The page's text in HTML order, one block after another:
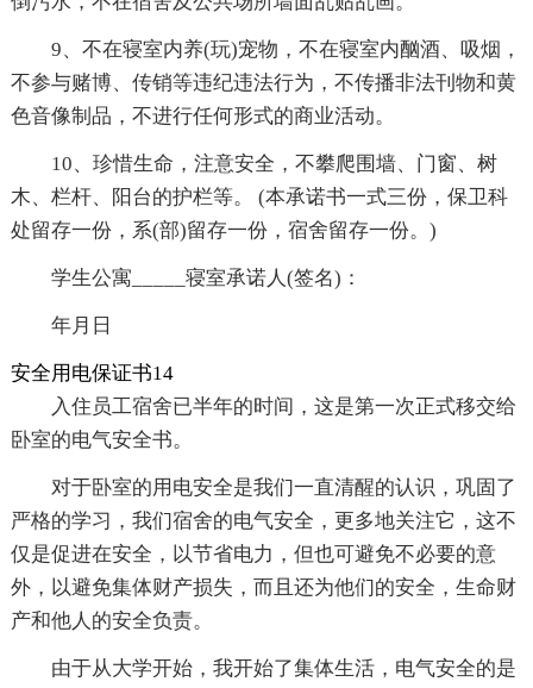
9、不在寝室内养(玩)宠物，不在寝室内酗酒、吸烟，
不参与赌博、传销等违纪违法行为，不传播非法刊物和黄
色音像制品，不进行任何形式的商业活动。
10、珍惜生命，注意安全，不攀爬围墙、门窗、树
木、栏杆、阳台的护栏等。 (本承诺书一式三份，保卫科
处留存一份，系(部)留存一份，宿舍留存一份。)
学生公寓_____寝室承诺人(签名)：
年月日
安全用电保证书14
入住员工宿舍已半年的时间，这是第一次正式移交给
卧室的电气安全书。
对于卧室的用电安全是我们一直清醒的认识，巩固了
严格的学习，我们宿舍的电气安全，更多地关注它，这不
仅是促进在安全，以节省电力，但也可避免不必要的意
外，以避免集体财产损失，而且还为他们的安全，生命财
产和他人的安全负责。
由于从大学开始，我开始了集体生活，电气安全的是